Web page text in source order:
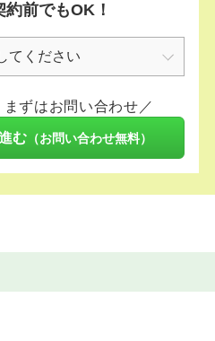
約前でもOK！
まずはお問い合わせ／
む （お問い合わせ無料）